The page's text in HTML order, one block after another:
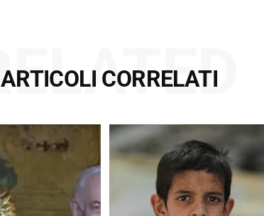
ARTICOLI CORRELATI
RELATED